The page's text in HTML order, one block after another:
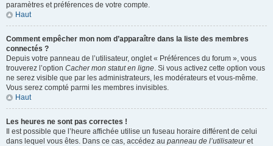
paramètres et préférences de votre compte.
Haut
Comment empêcher mon nom d’apparaître dans la liste des membres
connectés ?
Depuis votre panneau de l’utilisateur, onglet « Préférences du forum », vous
trouverez l’option Cacher mon statut en ligne. Si vous activez cette option vous
ne serez visible que par les administrateurs, les modérateurs et vous-même.
Vous serez compté parmi les membres invisibles.
Haut
Les heures ne sont pas correctes !
Il est possible que l’heure affichée utilise un fuseau horaire différent de celui
dans lequel vous êtes. Dans ce cas, accédez au panneau de l’utilisateuret